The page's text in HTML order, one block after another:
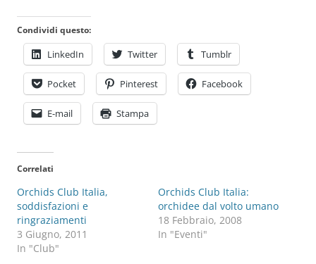
Condividi questo:
LinkedIn Twitter Tumblr
Pocket Pinterest Facebook
E-mail Stampa
Correlati
Orchids Club Italia,
soddisfazioni e
ringraziamenti
3 Giugno, 2011
In "Club"
Orchids Club Italia:
orchidee dal volto umano
18 Febbraio, 2008
In "Eventi"